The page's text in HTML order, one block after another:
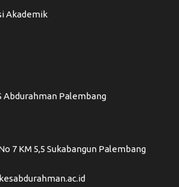
Akademik
Abdurahman Palembang
7 KM 5,5 Sukabangun Palembang